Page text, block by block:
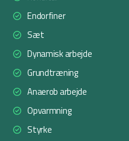
Endorfiner
Sæt
Dynamisk arbejde
Grundtræning
Anaerob arbejde
Opvarmning
Styrke